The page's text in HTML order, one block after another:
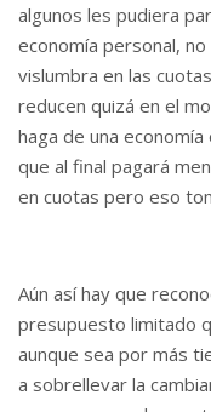
algunos les pudiera
economía personal,
vislumbra en las
reducen quizá en el
haga de una
que al final pagará
en cuotas pero eso
Aún así hay que
presupuesto limitado
aunque sea por más
a sobrellevar la